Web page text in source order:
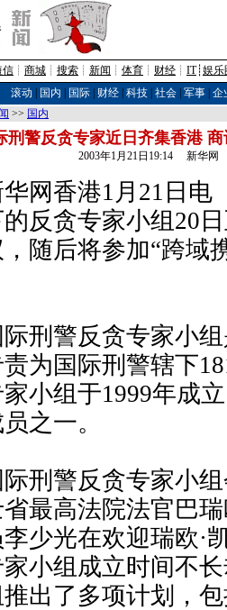
信 ┊ 商城 ┊ 搜索 ┊ 新闻 ┊ 体育 ┊ 财经 ┊ IT┊ 娱乐
滚动
国内 国际| 财经| 科技| 社会| 军事| 企
>> 国内
刑警反贪专家近日齐集香港
2003年1月21日19:14 新华网
香港1月21日电
反贪专家小组20
随后将参加“跨域
警反贪专家小组
为国际刑警辖下
小组于1999年成
之一。
警反贪专家小组
最高法院法官巴
少光在欢迎瑞欧·
家小组成立时间不
出了多项计划，